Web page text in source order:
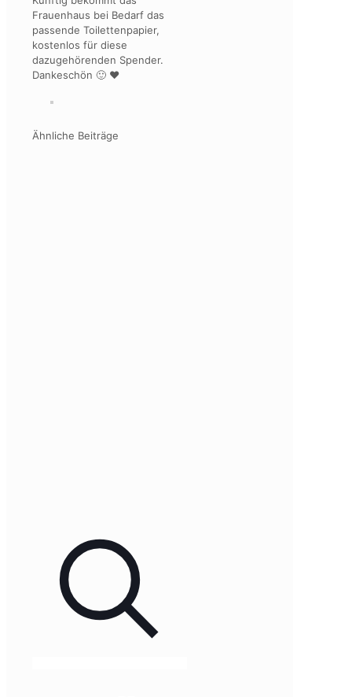
Frauenhaus bei Bedarf das
passende Toilettenpapier,
kostenlos für diese
dazugehörenden Spender.
Dankeschön 🙂 ❤
Ähnliche Beiträge